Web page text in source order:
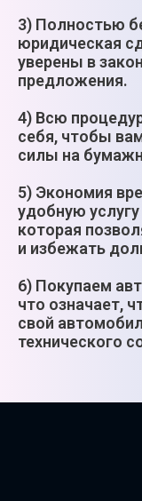
3) Полностью
юридическая
уверены в
предложения.
4) Всю
себя, чтобы
силы на
5) Экономия
удобную
которая
и избежать
6) Покупаем
что означает,
свой
технического